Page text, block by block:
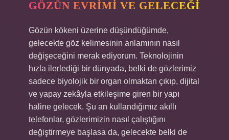
GÖZÜN EVRIMI VE GELECEĞI
Gözün kökeni üzerine düşündüğümde,
gelecekte göz kelimesinin anlamının nasıl
değişeceğini merak ediyorum. Teknolojinin
hızla ilerlediği bir dünyada, belki de gözlerimiz
sadece biyolojik bir organ olmaktan çıkıp, dijital
ve yapay zekâyla etkileşime giren bir yapı
haline gelecek. Şu an kullandığımız akıllı
telefonlar, gözlerimizin nasıl çalıştığını
değiştirmeye başlasa da, gelecekte belki de